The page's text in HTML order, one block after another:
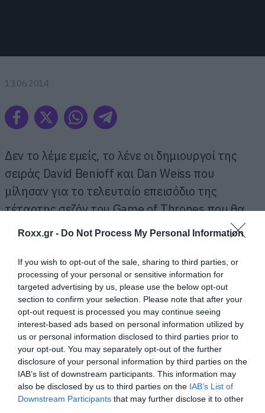
Roxx.gr - Do Not Process My Personal Information
If you wish to opt-out of the sale, sharing to third parties, or
processing of your personal or sensitive information for
targeted advertising by us, please use the below opt-out
section to confirm your selection. Please note that after your
opt-out request is processed you may continue seeing
interest-based ads based on personal information utilized by
us or personal information disclosed to third parties prior to
your opt-out. You may separately opt-out of the further
disclosure of your personal information by third parties on the
IAB’s list of downstream participants. This information may
also be disclosed by us to third parties on the IAB’s List of
Downstream Participants that may further disclose it to other
13.06.2014
Δεν το λέμε εμείς, το λένε οι δημιουργοί της
σειράς David Benioff και Dan Weiss που
μίλησαν για το τελευταίο επεισόδιο της
τέταρτης σεζόν του Game of Thrones που θα
προβληθεί την Κυριακή.
Είναι το καλύτερο φινάλε που έχουμε κάνει και
με διαφορά. Οι ερμηνείες από τους ηθοποιούς, η
σκηνοθεσία από τον Alex Graves, τα ειδικά εφέ,
η μουσική από τον Ramin Djawadi, όλα αυτά
ενώθηκαν πιθανότατα στην καλύτερη ώρα που
έχουμε φτιάξει. Είμαστε τρομερά υπερήφανοι
για αυτό. Και είμαστε και λίγο τρομαγμένοι γιατί
τώρα δεν ξέρουμε πως θα το ξεπεράσουμε στη
συνέχεια».
ΠΕΡΙΣΣΟΤΕΡΑ